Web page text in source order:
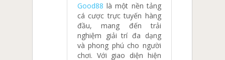
Good88 là một nền tảng
cá cược trực tuyến hàng
đầu, mang đến trải
nghiệm giải trí đa dạng
và phong phú cho người
chơi. Với giao diện hiện